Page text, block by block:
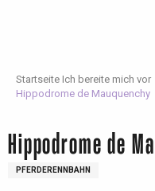
Startseite Ich bereite mich vor
Hippodrome de Mauquenchy
Hippodrome de
PFERDERENNBAHN